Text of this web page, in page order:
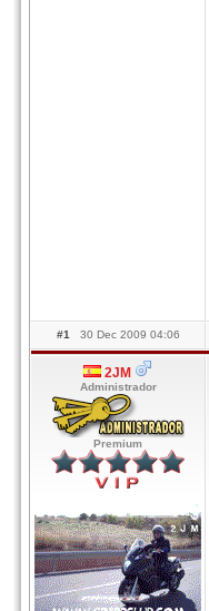
#1 30 Dec 2009 04:06
2JM
Administrador
Premium